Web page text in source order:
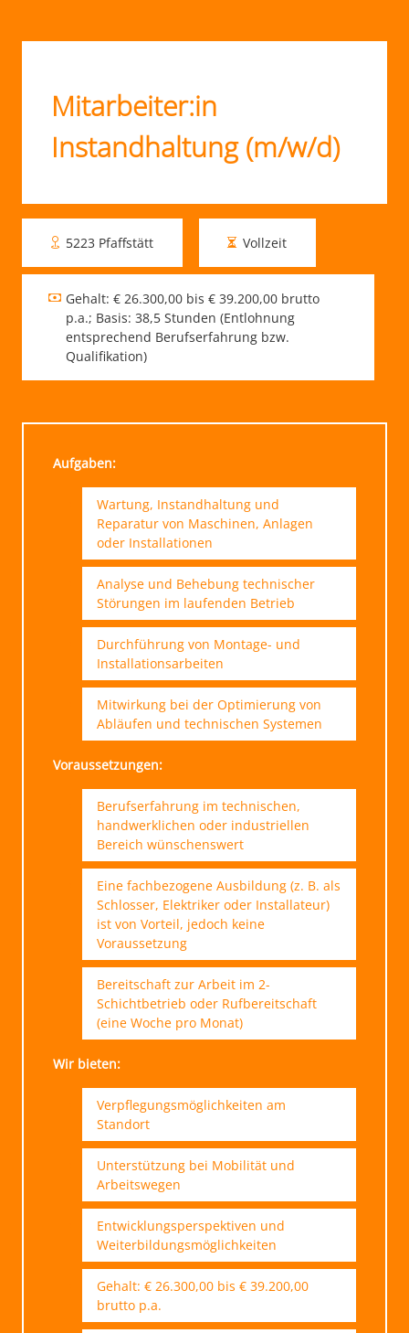
Mitarbeiter:in
Instandhaltung (m/w/d)
5223 Pfaffstätt Vollzeit
Gehalt: € 26.300,00 bis € 39.200,00 brutto
p.a.; Basis: 38,5 Stunden (Entlohnung
entsprechend Berufserfahrung bzw.
Qualifikation)
Aufgaben:
Wartung, Instandhaltung und
Reparatur von Maschinen, Anlagen
oder Installationen
Analyse und Behebung technischer
Störungen im laufenden Betrieb
Durchführung von Montage- und
Installationsarbeiten
Mitwirkung bei der Optimierung von
Abläufen und technischen Systemen
Voraussetzungen:
Berufserfahrung im technischen,
handwerklichen oder industriellen
Bereich wünschenswert
Eine fachbezogene Ausbildung (z. B. als
Schlosser, Elektriker oder Installateur)
ist von Vorteil, jedoch keine
Voraussetzung
Bereitschaft zur Arbeit im 2-
Schichtbetrieb oder Rufbereitschaft
(eine Woche pro Monat)
Wir bieten:
Verpflegungsmöglichkeiten am
Standort
Unterstützung bei Mobilität und
Arbeitswegen
Entwicklungsperspektiven und
Weiterbildungsmöglichkeiten
Gehalt: € 26.300,00 bis € 39.200,00
brutto p.a.